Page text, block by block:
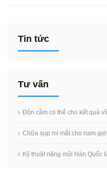
Tin tức
Tư vấn
Độn cằm có thể cho kết quả
Chữa sụp mí mắt cho nam
Kỹ thuật nâng mũi Hàn Quốc